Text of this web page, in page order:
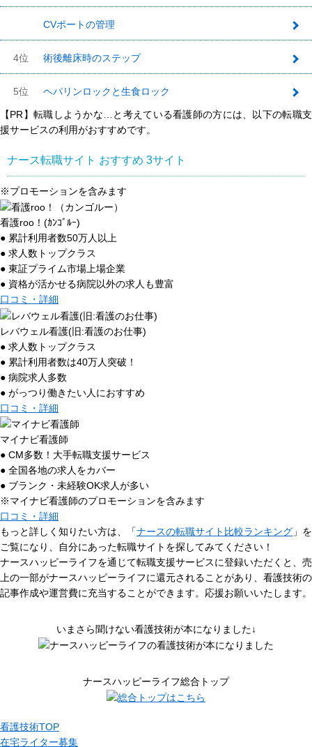
CVポートの管理
4位 術後離床時のステップ
5位 ヘパリンロックと生食ロック
【PR】転職しようかな…と考えている看護師の方には、以下の転職支
援サービスの利用がおすすめです。
ナース転職サイト おすすめ 3サイト
※プロモーションを含みます
看護roo！(ｶﾝｺﾞﾙｰ)
● 累計利用者数50万人以上
● 求人数トップクラス
● 東証プライム市場上場企業
● 資格が活かせる病院以外の求人も豊富
口コミ・詳細
レバウェル看護(旧:看護のお仕事)
● 求人数トップクラス
● 累計利用者数は40万人突破！
● 病院求人多数
● がっつり働きたい人におすすめ
口コミ・詳細
マイナビ看護師
● CM多数！大手転職支援サービス
● 全国各地の求人をカバー
● ブランク・未経験OK求人が多い
※マイナビ看護師のプロモーションを含みます
口コミ・詳細
もっと詳しく知りたい方は、「ナースの転職サイト比較ランキング 」を
ご覧になり、自分にあった転職サイトを探してみてください！
ナースハッピーライフを通じて転職支援サービスに登録いただくと、売
上の一部がナースハッピーライフに還元されることがあり、看護技術の
記事作成や運営費に充当することができます。応援お願いいたします。
いまさら聞けない看護技術が本になりました↓
ナースハッピーライフ総合トップ
看護技術TOP
在宅ライター募集